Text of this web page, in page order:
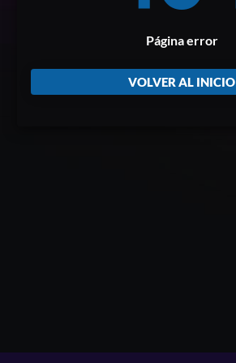
Página error
VOLVER AL INICIO